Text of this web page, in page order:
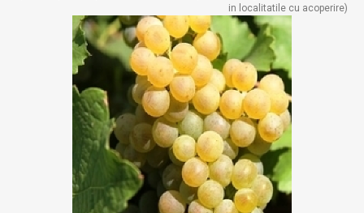
in localitatile cu acoperire)